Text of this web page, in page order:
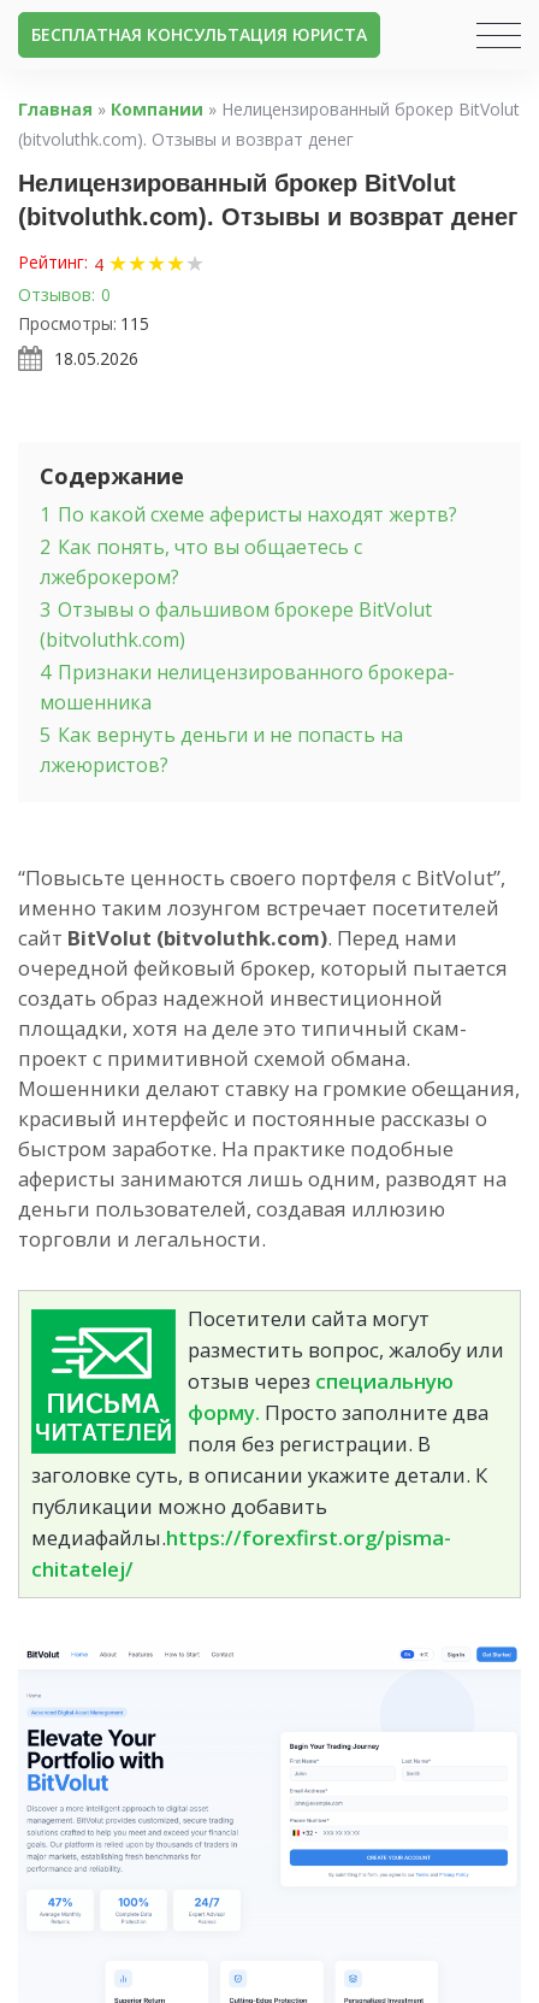
БЕСПЛАТНАЯ КОНСУЛЬТАЦИЯ ЮРИСТА
Главная » Компании » Нелицензированный брокер BitVolut
(bitvoluthk.com). Отзывы и возврат денег
Нелицензированный брокер BitVolut
(bitvoluthk.com). Отзывы и возврат денег
Рейтинг: 4 ★★★★★
Отзывов: 0
Просмотры: 115
18.05.2026
Содержание
1 По какой схеме аферисты находят жертв?
2 Как понять, что вы общаетесь с
лжеброкером?
3 Отзывы о фальшивом брокере BitVolut
(bitvoluthk.com)
4 Признаки нелицензированного брокера-
мошенника
5 Как вернуть деньги и не попасть на
лжеюристов?
“Повысьте ценность своего портфеля с BitVolut”,
именно таким лозунгом встречает посетителей
сайт BitVolut (bitvoluthk.com). Перед нами
очередной фейковый брокер, который пытается
создать образ надежной инвестиционной
площадки, хотя на деле это типичный скам-
проект с примитивной схемой обмана.
Мошенники делают ставку на громкие обещания,
красивый интерфейс и постоянные рассказы о
быстром заработке. На практике подобные
аферисты занимаются лишь одним, разводят на
деньги пользователей, создавая иллюзию
торговли и легальности.
Посетители сайта могут
разместить вопрос, жалобу или
отзыв через специальную
форму. Просто заполните два
поля без регистрации. В
заголовке суть, в описании укажите детали. К
публикации можно добавить
медиафайлы.https://forexfirst.org/pisma-
chitatelej/